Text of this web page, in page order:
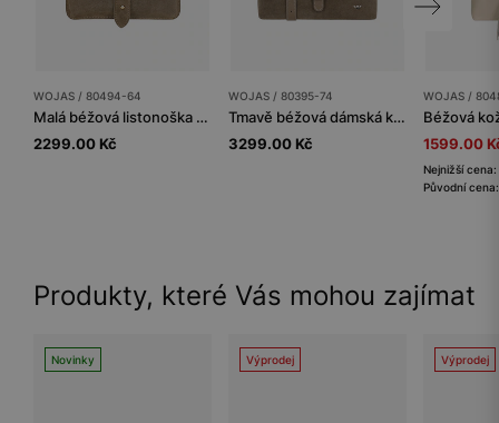
WOJAS / 80494-64
Malá béžová listonoška ze štípenky
2299.00 Kč
WOJAS / 80395-74
Tmavě béžová dámská kabelka z kombinované kůže
3299.00 Kč
WOJAS /
1599.00
Nejnižší
Původní
Produkty, které Vás mohou zajímat
Novinky Výprodej Výprodej